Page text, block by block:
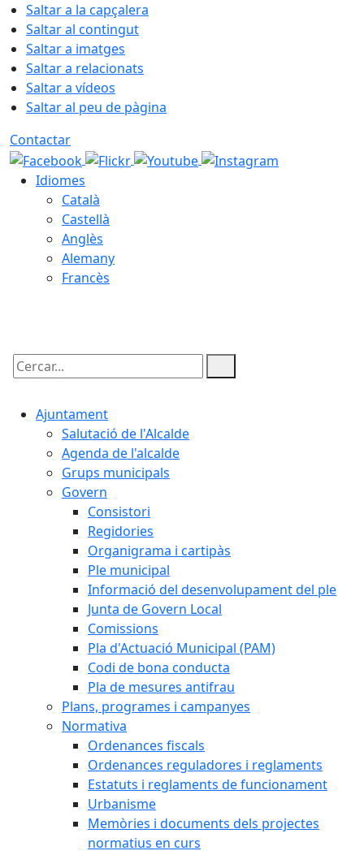
Saltar a la capçalera
Saltar al contingut
Saltar a imatges
Saltar a relacionats
Saltar a vídeos
Saltar al peu de pàgina
Contactar
Idiomes
Català
Castellà
Anglès
Alemany
Francès
Cercar:
Ajuntament
Salutació de l'Alcalde
Agenda de l'alcalde
Grups municipals
Govern
Consistori
Regidories
Organigrama i cartipàs
Ple municipal
Informació del desenvolupament del ple
Junta de Govern Local
Comissions
Pla d'Actuació Municipal (PAM)
Codi de bona conducta
Pla de mesures antifrau
Plans, programes i campanyes
Normativa
Ordenances fiscals
Ordenances reguladores i reglaments
Estatuts i reglaments de funcionament
Urbanisme
Memòries i documents dels projectes
normatius en curs